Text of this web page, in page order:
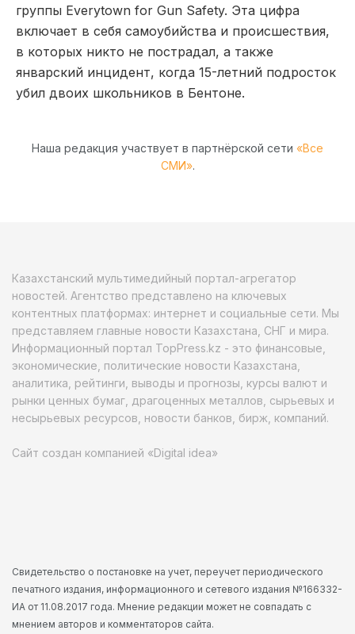
группы Everytown for Gun Safety. Эта цифра
включает в себя самоубийства и происшествия,
в которых никто не пострадал, а также
январский инцидент, когда 15-летний подросток
убил двоих школьников в Бентоне.
Наша редакция участвует в партнёрской сети «Все
СМИ».
Казахстанский мультимедийный портал-агрегатор
новостей. Агентство представлено на ключевых
контентных платформах: интернет и социальные сети. Мы
представляем главные новости Казахстана, СНГ и мира.
Информационный портал TopPress.kz - это финансовые,
экономические, политические новости Казахстана,
аналитика, рейтинги, выводы и прогнозы, курсы валют и
рынки ценных бумаг, драгоценных металлов, сырьевых и
несырьевых ресурсов, новости банков, бирж, компаний.
Сайт создан компанией «Digital idea»
Свидетельство о постановке на учет, переучет периодического
печатного издания, информационного и сетевого издания №166332-
ИА от 11.08.2017 года. Мнение редакции может не совпадать с
мнением авторов и комментаторов сайта.